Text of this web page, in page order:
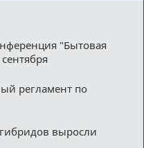
"Бытовая
регламент по
выросли